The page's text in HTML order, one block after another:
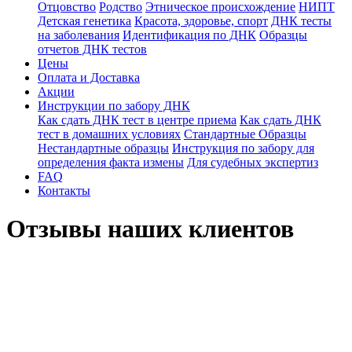
Отцовство Родство Этническое происхождение НИПТ
Детская генетика Красота, здоровье, спорт ДНК тесты
на заболевания Идентификация по ДНК Образцы
отчетов ДНК тестов
Цены
Оплата и Доставка
Акции
Инструкции по забору ДНК
Как сдать ДНК тест в центре приема Как сдать ДНК
тест в домашних условиях Стандартные Образцы
Нестандартные образцы Инструкция по забору для
определения факта измены Для судебных экспертиз
FAQ
Контакты
Отзывы наших клиентов